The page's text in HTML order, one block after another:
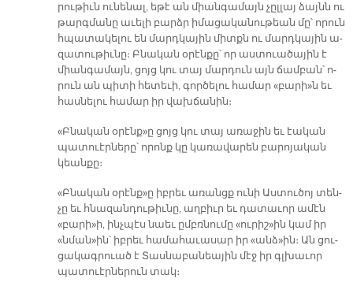
րու­թիւն ու­նե­նալ, ե­թէ ան միան­գա­մայն չըլ­լայ ձայնն ու
թարգ­մա­նը ա­ւե­լի բարձր ի­մա­ցա­կա­նու­թեան մը՝ ո­րուն
հպա­տա­կե­լու են մարդ­կա­յին միտքն ու մարդ­կա­յին ա­
զա­տու­թիւ­նը։ Բնա­կան օ­րէն­քը՝ որ աս­տուա­ծա­յին է
միան­գա­մայն, ցոյց կու տայ մար­դուն այն ճամ­բան՝ ո­
րուն ան պի­տի հե­տե­ւի, գոր­ծե­լու հա­մար «բա­րի»ն եւ
հաս­նե­լու հա­մար իր վախ­ճա­նին։
«Բնա­կան օ­րէնք»ը ցոյց կու տայ ա­ռա­ջին եւ էա­կան
պա­տուէր­նե­րը՝ ո­րոնք կը կա­ռա­վա­րեն բա­րո­յա­կան
կեան­քը։
«Բնա­կան օ­րէնք»ը իբ­րեւ ա­ռանցք ու­նի Աս­տու­ծոյ տեն­
չը եւ հնա­զան­դու­թիւ­նը, աղ­բիւր եւ դա­տա­ւոր ա­մէն
«բա­րի»ի, ինչ­պէս նաեւ ըմբռ­նու­մը «ու­րիշ»ին կամ իր
«նման»ին՝ իբ­րեւ հա­մա­հա­ւա­սար իր «անձ»ին։ Ան ցու­
ցա­կագ­րուած է Տաս­նա­բա­նեա­յին մէջ իր գլխա­ւոր
պա­տուէր­նե­րուն տակ։